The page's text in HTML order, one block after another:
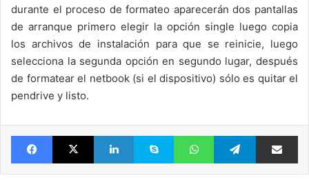
durante el proceso de formateo aparecerán dos pantallas
de arranque primero elegir la opción single luego copia
los archivos de instalación para que se reinicie, luego
selecciona la segunda opción en segundo lugar, después
de formatear el netbook (si el dispositivo) sólo es quitar el
pendrive y listo.
FacebookX LinkedIn Skype WhatsAppTelegram